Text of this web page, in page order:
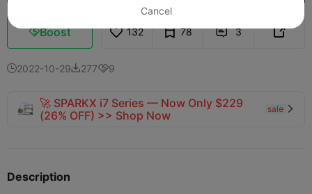
Boost 132 78  3 
2022-10-292779
🚀 SPARKX i7 Series — Now Only $229
(26% OFF) >> Shop Now
sale 
Description
Cancel